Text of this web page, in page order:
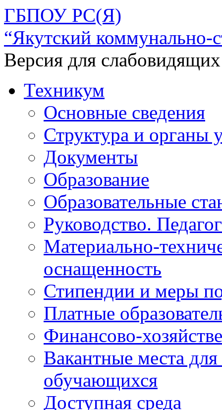
ГБПОУ РС(Я)
“Якутский коммунально-
Версия для слабовидящих
Техникум
Основные сведения
Структура и органы
Документы
Образование
Образовательные
Руководство.
Материально-
оснащенность
Стипендии и меры
Платные
Финансово-
Вакантные места
обучающихся
Доступная среда